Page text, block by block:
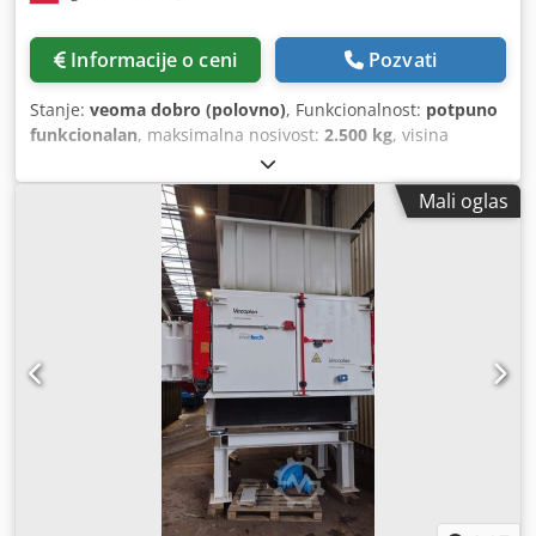
otpadom. Specijalizovani za kamione, prikolice i opremu sa
kontejnerom. Sa flotom vozila spremnom za isporuku, koja
krana. S.E.&O S obzirom na količinu oglasa i detalja, Aurora
poziva da se tačnost podataka proveri sa komercijalnim
Informacije o ceni Pozvati
Stanje: veoma dobro (polovno), Funkcionalnost: potpuno
funkcionalan, maksimalna nosivost: 2.500 kg, visina
, Godina proizvodnje:
1.522 h, Ovo je primerak u veoma dobrom stanju –
korišćen od strane naših operatera. Kupovinom od
ovlašćenog distributera imate sigurnost u pogledu
kvaliteta kupljene mašine, garancije za rezervne delove i
servis. Postoji mogućnost dogovora za prezentaciju ili
iznajmljivanje. Chjdownd Nljpfx Ahtsa Najvažnije
informacije o opremi: Model M250 je trenutno
najpopularnija dizalica u Poljskoj za montažu
aluminijumske stolarije na visinama preko 10 m. U
poređenju sa konkurencijom, izdvaja se pre svega: -
YANMAR dizel motor jači nego kod popularne mini dizalice
Maeda - potpuno hidraulički produživi JIB odmah spreman
za rad - daljinski upravljač u standardu (brend – Scanreco,
koji se koristi u najboljim mašinama sveta) - gusenice na
Mali oglas